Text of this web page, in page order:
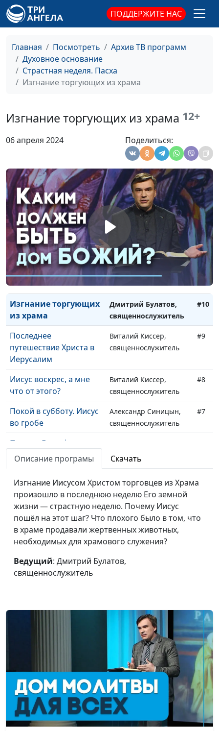
ПОДДЕРЖИТЕ НАС
Главная Посмотреть
Архив ТВ программ
Духовное основание
Страстная неделя. Пасха
Изгнание торгующих из храма
Изгнание торгующих из храма 12+
06 апреля 2024 Поделиться:
изменилось?
Субботний покой
священнослужитель
Распятие Христа
священнослужитель
Первое причастие
Христа с учениками
Александр Синицын,
священнослужитель
#13
Иуда Искариот:
причины
предательства
Виталий Киссер,
священнослужитель
#12
Притча о десяти девах
Александр Синицын,
священнослужитель
#11
Изгнание торгующих
из храма
Дмитрий Булатов,
священнослужитель
#10
Последнее
путешествие Христа в
Иерусалим
Виталий Киссер,
священнослужитель
#9
Иисус воскрес, а мне
что от этого?
Виталий Киссер,
священнослужитель
#8
Покой в субботу. Иисус
во гробе
Александр Синицын,
священнослужитель
#7
Путь на Голгофу.
Распятие Христа
священнослужитель
священнослужитель
Предательство Иуды:
современная проблема
Виталий Киссер,
священнослужитель
Притчи Христа. Десять
Александр Синицын,
Изгнание торгующих
Иерусалим
священнослужитель
Описание програмы Скачать
Изгнание Иисусом Христом торговцев из Храма
произошло в последнюю неделю Его земной
жизни — страстную неделю. Почему Иисус
пошёл на этот шаг? Что плохого было в том, что
в храме продавали жертвенных животных,
необходимых для храмового служения?
Ведущий: Дмитрий Булатов,
священнослужитель